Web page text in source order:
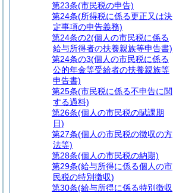
第23条(市民税の申告)
第24条(所得税に係る更正又は決
定事項の申告義務)
第24条の2(個人の市民税に係る
給与所得者の扶養親族等申告書)
第24条の3(個人の市民税に係る
公的年金等受給者の扶養親族等
申告書)
第25条(市民税に係る不申告に関
する過料)
第26条(個人の市民税の賦課期
日)
第27条(個人の市民税の徴収の方
法等)
第28条(個人の市民税の納期)
第29条(給与所得に係る個人の市
民税の特別徴収)
第30条(給与所得に係る特別徴収